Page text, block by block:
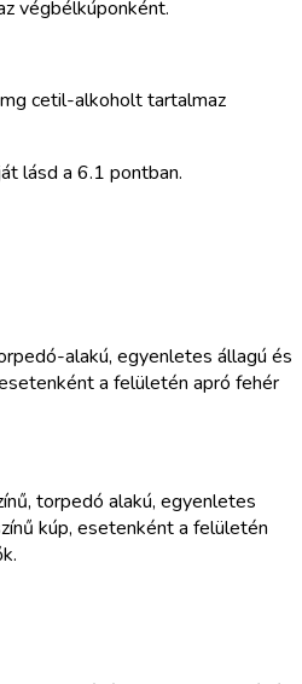
végbélkúponként.
cetil-alkoholt tartalmaz
lásd a 6.1 pontban.
alakú, egyenletes állagú és
a felületén apró fehér
torpedó alakú, egyenletes
kúp, esetenként a felületén